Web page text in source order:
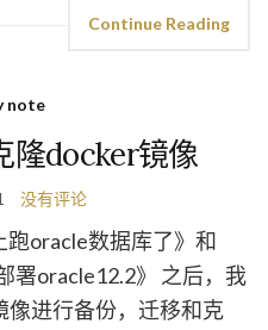
Continue Reading
note
隆docker镜像
没有评论
oracle数据库了》和
署oracle12.2》 之后，我
像进行备份，迁移和克